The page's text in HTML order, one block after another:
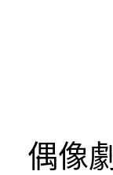
偶像